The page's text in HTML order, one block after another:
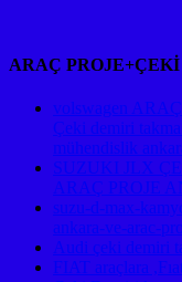
ARAÇ
volswagen
Çeki demiri takma
mühendislik
SUZUKI JLX
ARAÇ PROJE
suzu-d-max-
ankara-ve-arac-
Audi çeki demiri
FIAT araçlara